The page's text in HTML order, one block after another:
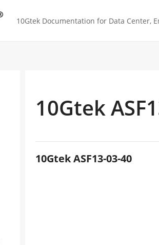
10Gtek Documentation for Data Center,
10Gtek
10Gtek ASF13-03-40